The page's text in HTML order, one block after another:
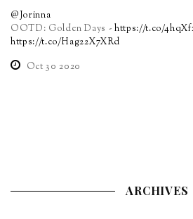
@Jorinna
OOTD: Golden Days - https://t.co/
https://t.co/Hag22X7XRd
Oct 30 2020
ARCHIVES